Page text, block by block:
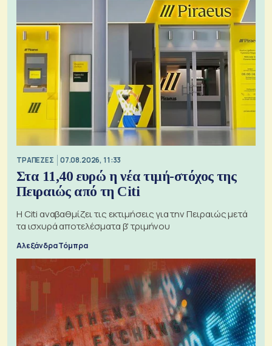
ΤΡΑΠΕΖΕΣ 07.08.2026, 11:33
Στα 11,40 ευρώ η νέα τιμή-στόχος της
Πειραιώς από τη Citi
Η Citi αναβαθμίζει τις εκτιμήσεις για την Πειραιώς μετά
τα ισχυρά αποτελέσματα β' τριμήνου
Αλεξάνδρα Τόμπρα